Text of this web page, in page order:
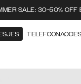
SALE: 30-50% OFF